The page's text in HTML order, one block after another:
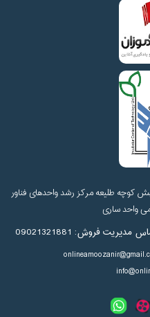
کوچه طلیعه مرکز رشد واحدهای فناور
واحد ساری
مدیریت فروش: 09021321881